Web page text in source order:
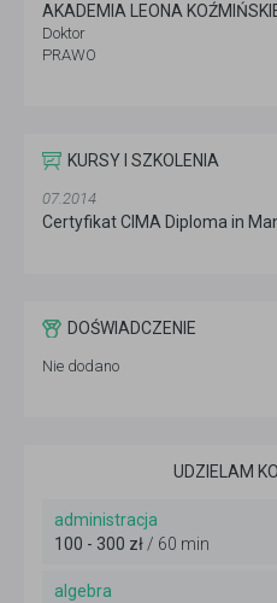
AKADEMIA LEONA
Doktor
PRAWO
KURSY I SZKOLENIA
07.2014
Certyfikat CIMA Diploma in
DOŚWIADCZENIE
Nie dodano
UDZIELAM
administracja
100 - 300 zł/ 60 min
algebra